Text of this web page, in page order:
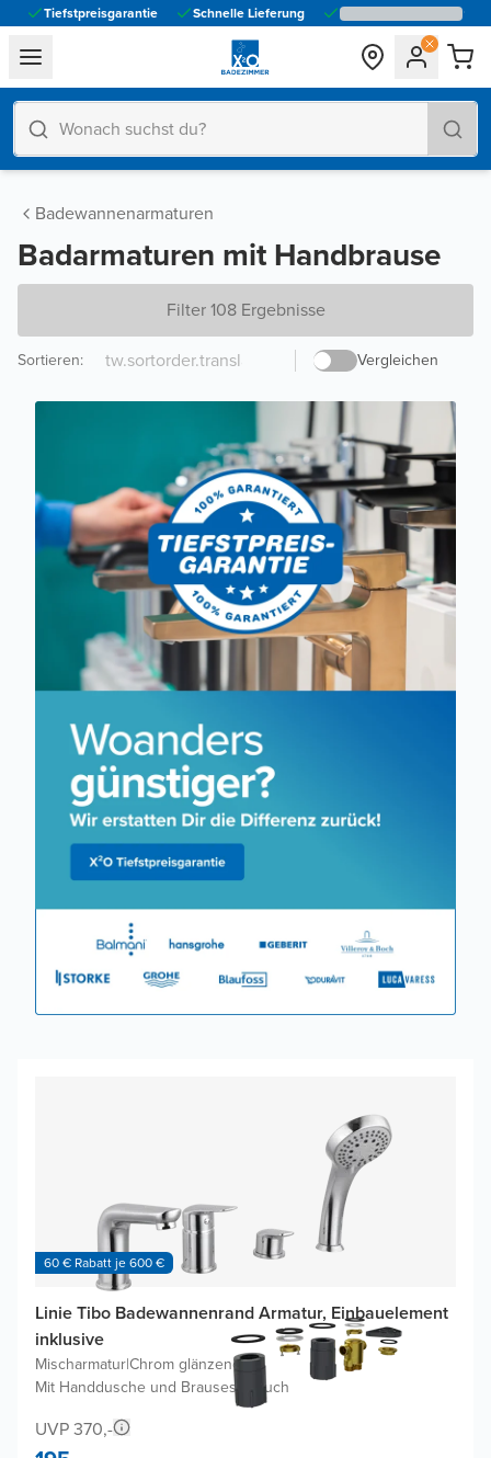
Tiefstpreisgarantie Schnelle Lieferung
general.navigation.toggle_menu.label
Badewannenarmaturen
Badarmaturen mit Handbrause
Filter 108 Ergebnisse
Vergleichen
Sortieren:
60 € Rabatt je 600 €
Linie Tibo Badewannenrand Armatur, Einbauelement
inklusive
Mischarmatur|Chrom glänzend|
Mit Handdusche und Brauseschlauch
UVP 370,-